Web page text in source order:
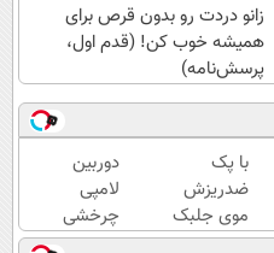
زانو دردت رو بدون قرص برای
همیشه خوب کن! (قدم اول،
پرسش‌نامه)
با پک
ضدریزش
موی جلبک
با ریزش
دوربین
لامپی
چرخشی
360